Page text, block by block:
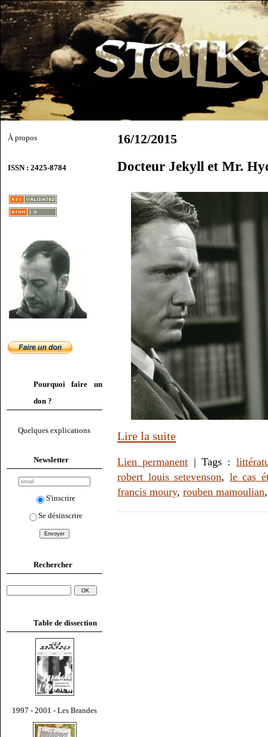
À propos
ISSN : 2425-8784
Pourquoi faire un
don ?
Quelques explications
Newsletter
S'inscrire
Se désinscrire
Rechercher
Table de dissection
1997 - 2001 - Les Brandes
16/12/2015
Docteur Jekyll et Mr.
Lire la suite
Lien permanent | Tags :
robert louis setevenson, le cas
francis moury, rouben mamoulian